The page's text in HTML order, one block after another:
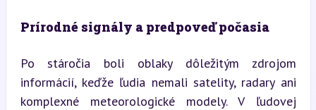
Prírodné signály a predpoveď počasia
Po stáročia boli oblaky dôležitým zdrojom
informácií, keďže ľudia nemali satelity, radary ani
komplexné meteorologické modely. V ľudovej